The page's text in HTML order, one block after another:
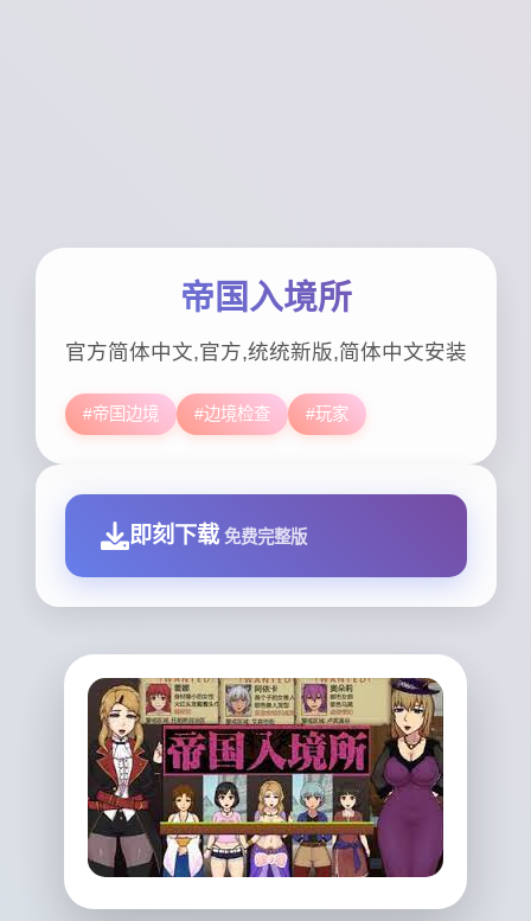
帝国入境所
官方简体中文,官方,统统新版,简体中文安装
#帝国边境 #边境检查 #玩家
即刻下载 免费完整版